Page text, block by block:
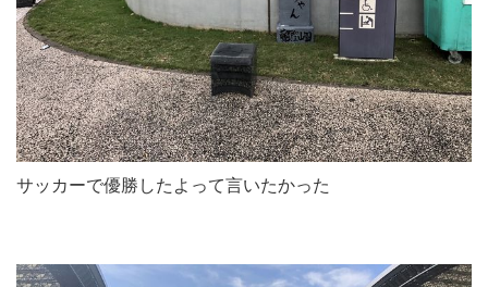
サッカーで優勝したよって言いたかった